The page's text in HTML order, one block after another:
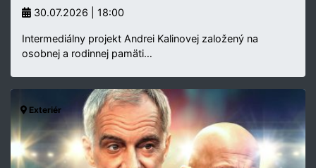
30.07.2026 | 18:00
Intermediálny projekt Andrei Kalinovej založený na
osobnej a rodinnej pamäti…
Exteriér